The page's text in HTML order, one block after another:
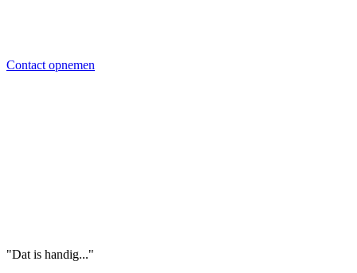
Contact opnemen
"Dat is handig..."